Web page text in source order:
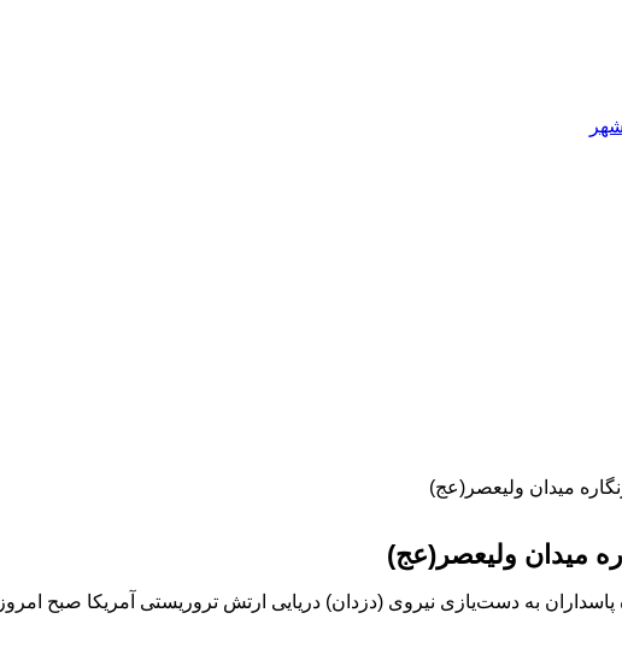
میدان ولیعصر(عج)
میدان ولیعصر(عج)
دست‌یازی نیروی (دزدان) دریایی ارتش تروریستی آمریکا صبح امروز ۱۴ آبان ماه رونمایی...